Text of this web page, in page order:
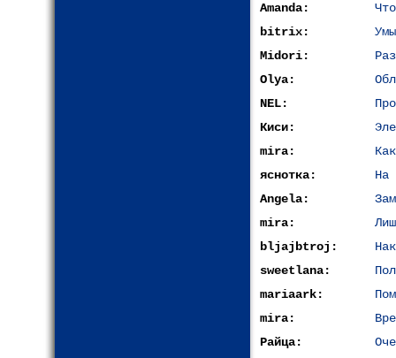
Amanda:
bitrix:
Midori:
Olya:
NEL:
Киси:
mira:
яснотка:
На
Angela:
mira:
bljajbtroj:
sweetlana:
mariaark:
mira:
Райца: